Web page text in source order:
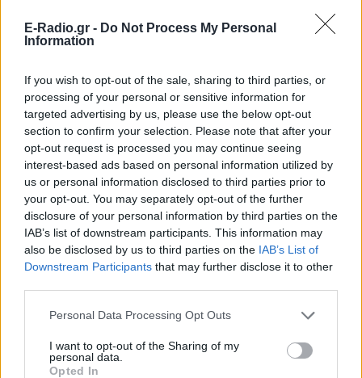
E-Radio.gr - Do Not Process My Personal
Information
If you wish to opt-out of the sale, sharing to third parties, or
processing of your personal or sensitive information for
targeted advertising by us, please use the below opt-out
section to confirm your selection. Please note that after your
opt-out request is processed you may continue seeing
interest-based ads based on personal information utilized by
us or personal information disclosed to third parties prior to
your opt-out. You may separately opt-out of the further
disclosure of your personal information by third parties on the
IAB’s list of downstream participants. This information may
also be disclosed by us to third parties on the IAB’s List of
Downstream Participants that may further disclose it to other
Personal Data Processing Opt Outs
I want to opt-out of the Sharing of my
personal data.
Opted In
Οι παρεμβάσεις στη συνέντευξη τύπου έγιναν από:
Τον ομότιμο καθηγητή Συνταγματικού Δικαίου της
Νομικής Σχολής του Πανεπιστημίου Αθηνών, κ. Νίκο
Αλιβιζάτο
Τον Πρόεδρο της Ελληνικής Ένωσης για τα
Δικαιώματα του Ανθρώπου και καθηγητή στο
Δίκαιο Δικαιωμάτων του Ανθρώπου στο
Πανεπιστήμιο Μακεδονίας, κ.Κων/νο Τσιτσελίκη
Τον πρώην Γενικό Γραμματέα Ανθρωπίνων
Δικαιωμάτων στο Υπ. Δικαιοσύνης, Διαφάνειας και
Ανθρωπίνων Δικαιωμάτων. κ. Κωστή Παπαϊωάννου
Τον δικηγόρο Αθηνών, μέλος του Δ.Σ. του Δ.Σ.Α. και
επικεφαλής της Επιτροπής για τα Δικαιώματα
Προσφύγων και Μεταναστών του ΔΣΑ, κ. Παναγιώτη